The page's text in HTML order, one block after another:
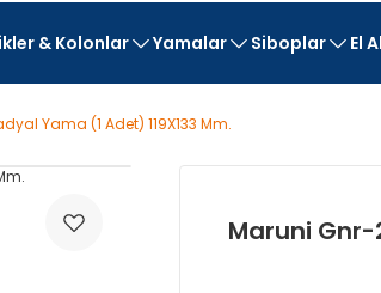
& Kolonlar Yamalar Siboplar El
Yama (1 Adet) 119X133 Mm.
Maruni Gnr-